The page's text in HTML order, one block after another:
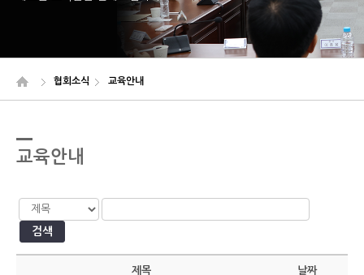
협회소식 교육안내
교육안내
검색
제목 날짜